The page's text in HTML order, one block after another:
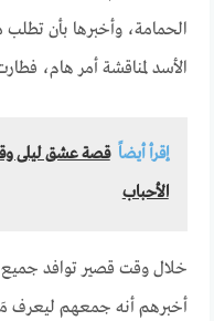
الحمامة، وأخبرها بأن
الأسد لمناقشة أمر هام،
إقرأ أيضاً قصة عشق ليلى
الأحباب
خلال وقت قصير توافد جميع
أخبرهم أنه جمعهم ليعرف